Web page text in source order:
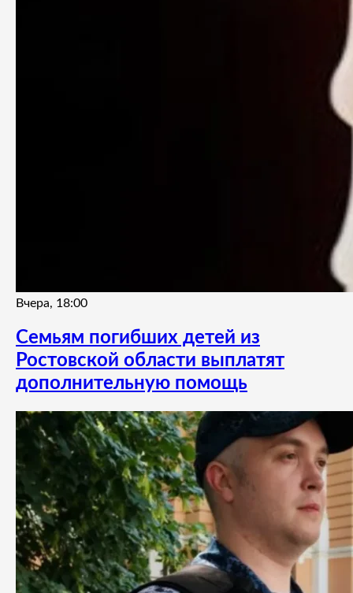
Вчера, 18:00
Семьям погибших детей из
Ростовской области выплатят
дополнительную помощь